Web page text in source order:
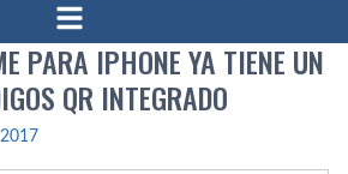
PARA IPHONE YA TIENE UN
QR INTEGRADO